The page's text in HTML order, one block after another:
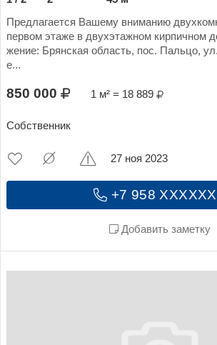
Предлагается Вашему вниманию
первом этаже в двухэтажном​ кирпичном
жение: Брянская область, пос. Пальцо,
е...
850 000 1 м² = 18 889
Собственник
+7 958
Добавить заметку
27 ноя 2023